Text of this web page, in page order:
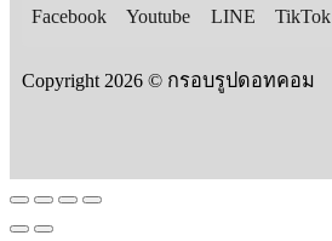
Facebook Youtube LINE TikTok
Copyright 2026 © กรอบรูปดอทคอม